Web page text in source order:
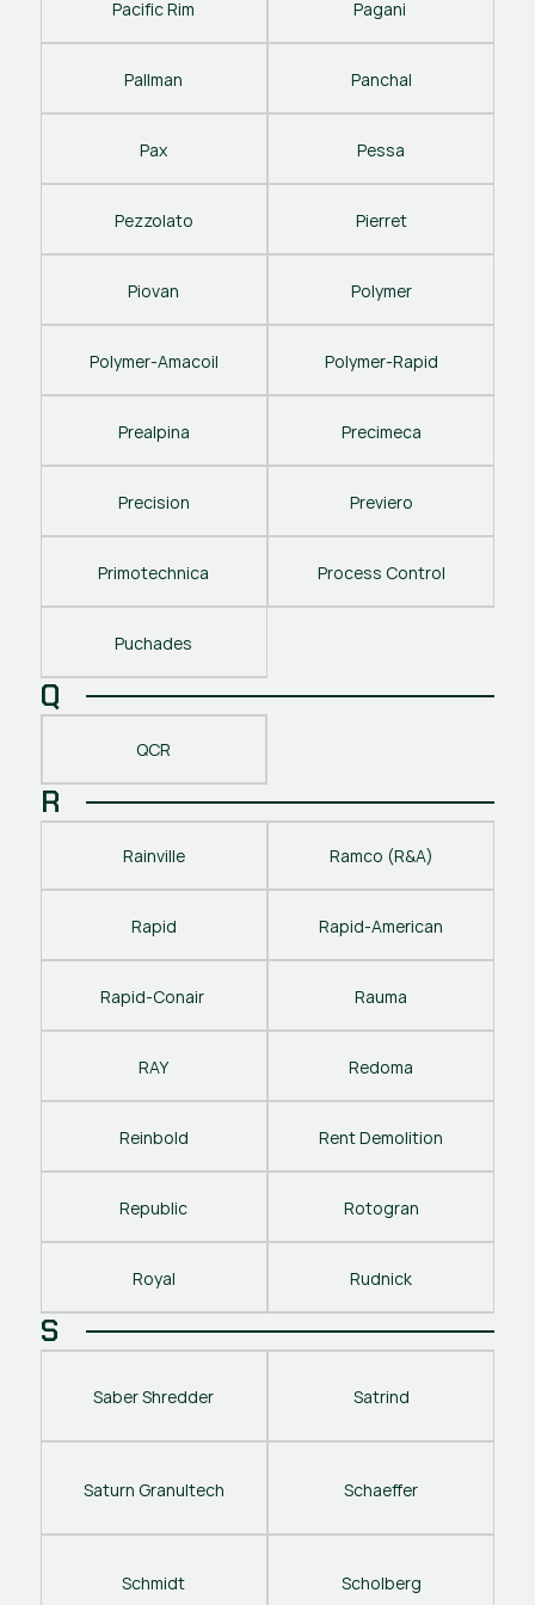
Pacific Rim Pagani
Pallman Panchal
Pax Pessa
Pezzolato Pierret
Piovan Polymer
Polymer-Amacoil Polymer-Rapid
Prealpina Precimeca
Precision Previero
Primotechnica Process Control
Puchades
Q
QCR
R
Rainville Ramco (R&A)
Rapid Rapid-American
Rapid-Conair Rauma
RAY Redoma
Reinbold Rent Demolition
Republic Rotogran
Royal Rudnick
S
Saber Shredder Satrind
Saturn Granultech Schaeffer
Schmidt Scholberg